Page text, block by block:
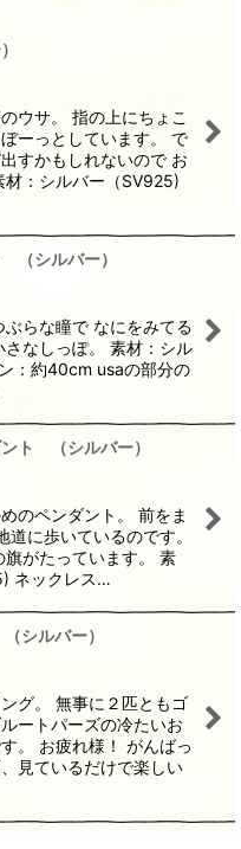
ウサ。 指の上にちょこ
ーっとしています。 で
すかもしれないので お
：シルバー（SV925)
シルバー）
らな瞳で なにをみてる
さなしっぽ。 素材：シル
：約40cm usaの部分の
ト （シルバー）
のペンダント。 前をま
に歩いているのです。
がたっています。 素
ネックレス…
シルバー）
グ。 無事に２匹ともゴ
ートパーズの冷たいお
。 お疲れ様！ がんばっ
見ているだけで楽しい